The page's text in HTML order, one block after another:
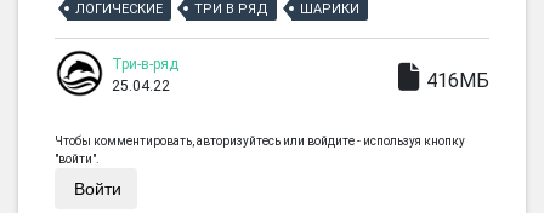
ЛОГИЧЕСКИЕ
ТРИ В РЯД ШАРИКИ
Три-в-ряд
25.04.22
416МБ
Чтобы комментировать, авторизуйтесь или войдите - используя кнопку
"войти".
Войти